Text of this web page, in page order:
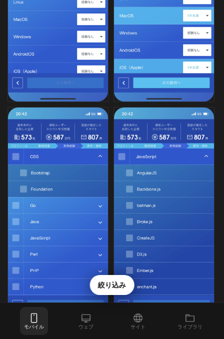
モバイル ウェブ サイト ライブラリ
絞り込み